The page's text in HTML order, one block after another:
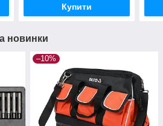
Купити
новинки
–10%